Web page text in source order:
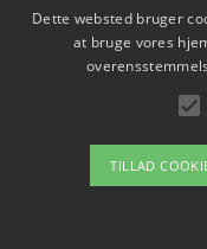
Hvor finder jeg
Om /
Dette websted bruger
at bruge vores
TILLAD